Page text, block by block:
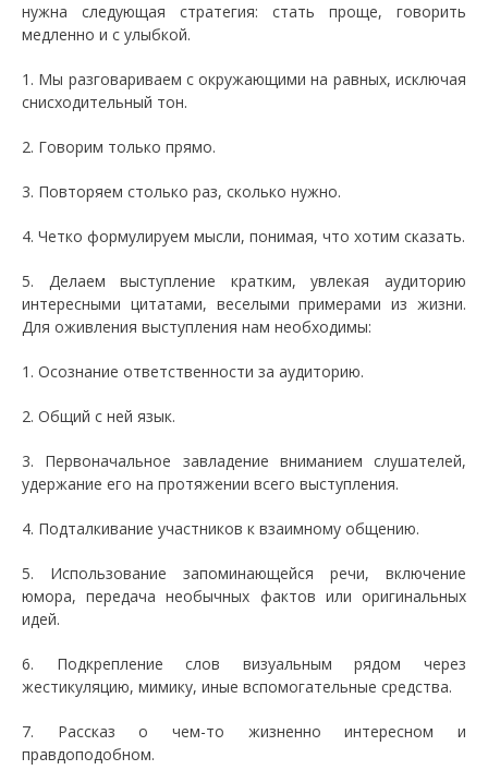
нужна следующая стратегия: стать проще, говорить
медленно и с улыбкой.
1. Мы разговариваем с окружающими на равных, исключая
снисходительный тон.
2. Говорим только прямо.
3. Повторяем столько раз, сколько нужно.
4. Четко формулируем мысли, понимая, что хотим сказать.
5. Делаем выступление кратким, увлекая аудиторию
интересными цитатами, веселыми примерами из жизни.
Для оживления выступления нам необходимы:
1. Осознание ответственности за аудиторию.
2. Общий с ней язык.
3. Первоначальное завладение вниманием слушателей,
удержание его на протяжении всего выступления.
4. Подталкивание участников к взаимному общению.
5. Использование запоминающейся речи, включение
юмора, передача необычных фактов или оригинальных
идей.
6. Подкрепление слов визуальным рядом через
жестикуляцию, мимику, иные вспомогательные средства.
7. Рассказ о чем-то жизненно интересном и
правдоподобном.